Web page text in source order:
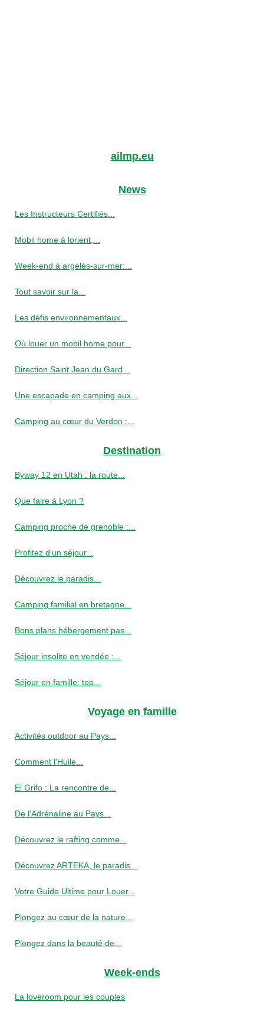
ailmp.eu
News
Les Instructeurs Certifiés...
Mobil home à lorient,...
Week-end à argelès-sur-mer:...
Tout savoir sur la...
Les défis environnementaux...
Où louer un mobil home pour...
Direction Saint Jean du Gard...
Une escapade en camping aux...
Camping au cœur du Verdon :...
Destination
Byway 12 en Utah : la route...
Que faire à Lyon ?
Camping proche de grenoble :...
Profitez d'un séjour...
Découvrez le paradis...
Camping familial en bretagne...
Bons plans hébergement pas...
Séjour insolite en vendée :...
Séjour en famille: top...
Voyage en famille
Activités outdoor au Pays...
Comment l'Huile...
El Grifo : La rencontre de...
De l'Adrénaline au Pays...
Découvrez le rafting comme...
Découvrez ARTEKA, le paradis...
Votre Guide Ultime pour Louer...
Plongez au cœur de la nature...
Plongez dans la beauté de...
Week-ends
La loveroom pour les couples